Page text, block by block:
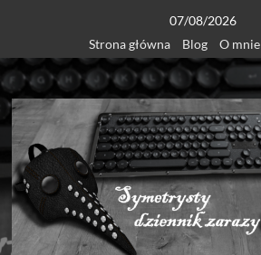
content
07/08/2026
Strona główna
Blog O mnie